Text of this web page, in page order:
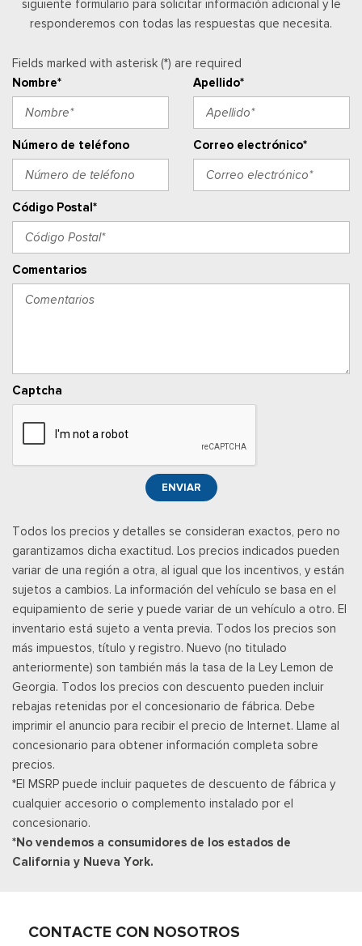
siguiente formulario para solicitar información adicional y le
responderemos con todas las respuestas que necesita.
Fields marked with asterisk (*) are required
Nombre*
Apellido*
Número de teléfono Correo electrónico*
Código Postal*
Comentarios
Captcha
ENVIAR
Todos los precios y detalles se consideran exactos, pero no
garantizamos dicha exactitud. Los precios indicados pueden
variar de una región a otra, al igual que los incentivos, y están
sujetos a cambios. La información del vehículo se basa en el
equipamiento de serie y puede variar de un vehículo a otro. El
inventario está sujeto a venta previa. Todos los precios son
más impuestos, título y registro. Nuevo (no titulado
anteriormente) son también más la tasa de la Ley Lemon de
Georgia. Todos los precios con descuento pueden incluir
rebajas retenidas por el concesionario de fábrica. Debe
imprimir el anuncio para recibir el precio de Internet. Llame al
concesionario para obtener información completa sobre
precios.
*El MSRP puede incluir paquetes de descuento de fábrica y
cualquier accesorio o complemento instalado por el
concesionario.
*No vendemos a consumidores de los estados de
California y Nueva York.
CONTACTE CON NOSOTROS